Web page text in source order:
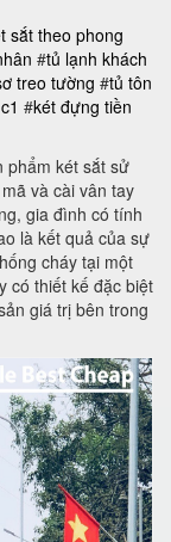
sắt theo phong
#tủ lạnh khách
treo tường #tủ tôn
#két đựng tiền
phẩm két sắt sử
và cài vân tay
gia đình có tính
là kết quả của sự
cháy tại một
có thiết kế đặc biệt
giá trị bên trong